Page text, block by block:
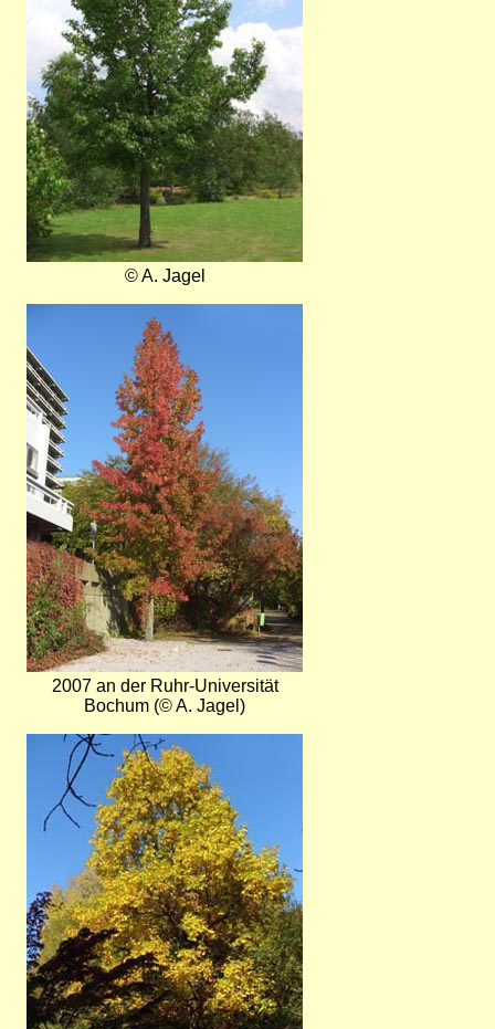
© A. Jagel
2007 an der Ruhr-Universität
Bochum (© A. Jagel)